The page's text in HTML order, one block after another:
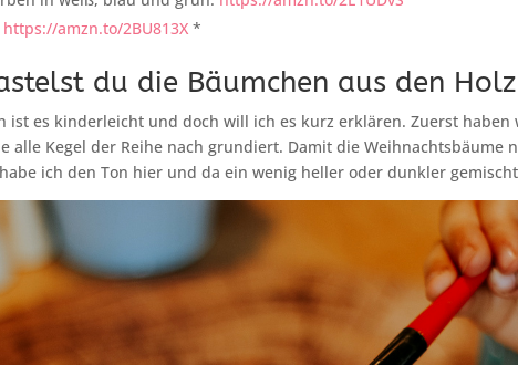
https://amzn.to/2BU813X *
du die Bäumchen aus den
ist es kinderleicht und doch will ich es kurz erklären. Zuerst
alle Kegel der Reihe nach grundiert. Damit die Weihnachtsbäume
ich den Ton hier und da ein wenig heller oder dunkler